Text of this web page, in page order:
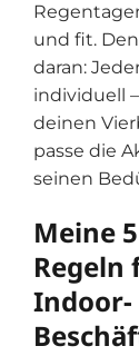
und fit.
daran:
individuell
deinen
passe die
seinen
Meine
Regeln
Indoor-